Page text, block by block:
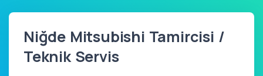
Niğde Mitsubishi Tamircisi /
Teknik Servis